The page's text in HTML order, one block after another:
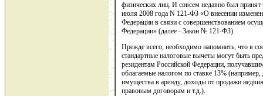
физических лиц. И совсем недавно был
июля 2008 года N 121-ФЗ «О внесении
Федерации в связи с совершенствованием
Федерации» (далее - Закон № 121-ФЗ).
Прежде всего, необходимо напомнить, что в
стандартные налоговые вычеты могут быть
резидентам Российской Федерации,
облагаемые налогом по ставке 13%
имущества в аренду, доходы от продажи
правовым договорам и т.д.).